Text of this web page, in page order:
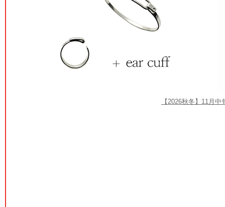
【2026秋冬】11月